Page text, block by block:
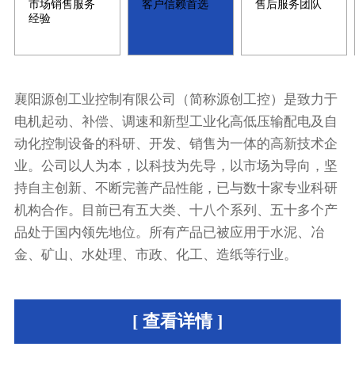
市场销售服务
经验
客户信赖首选 售后服务团队
襄阳源创工业控制有限公司（简称源创工控）是致力于
电机起动、补偿、调速和新型工业化高低压输配电及自
动化控制设备的科研、开发、销售为一体的高新技术企
业。公司以人为本，以科技为先导，以市场为导向，坚
持自主创新、不断完善产品性能，已与数十家专业科研
机构合作。目前已有五大类、十八个系列、五十多个产
品处于国内领先地位。所有产品已被应用于水泥、冶
金、矿山、水处理、市政、化工、造纸等行业。
[ 查看详情 ]